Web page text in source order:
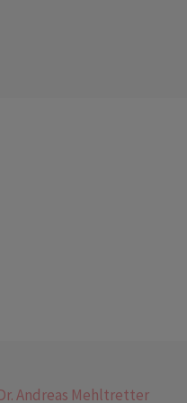
Andreas Mehltretter